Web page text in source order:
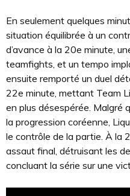
En seulement quelques
situation équilibrée à un
d’avance à la 20e minute,
teamfights, et un tempo
ensuite remporté un duel
22e minute, mettant Team
en plus désespérée. Malgré
la progression coréenne,
le contrôle de la partie. À la
assaut final, détruisant les
concluant la série sur une